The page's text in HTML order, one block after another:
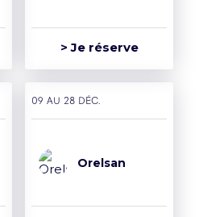
> Je réserve
09 AU 28 déc.
Orelsan